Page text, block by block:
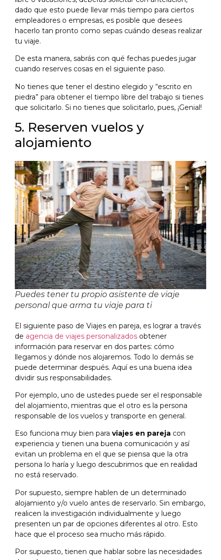
dado que esto puede llevar más tiempo para ciertos
empleadores o empresas, es posible que desees
hacerlo tan pronto como sepas cuándo deseas realizar
tu viaje.
De esta manera, sabrás con qué fechas puedes jugar
cuando reserves cosas en el siguiente paso.
No tienes que tener el destino elegido y “escrito en
piedra” para obtener el tiempo libre del trabajo si tienes
que solicitarlo. Si no tienes que solicitarlo, pues, ¡Genial!
5. Reserven vuelos y
alojamiento
Puedes tener tu propio asistente de viaje
personal que arma tu viaje para ti
El siguiente paso de Viajes en pareja, es lograr a través
de agencia de viajes personalizados obtener
información para reservar en dos partes: cómo
llegamos y dónde nos alojaremos. Todo lo demás se
puede determinar después. Aquí es una buena idea
dividir sus responsabilidades.
Por ejemplo, uno de ustedes puede ser el responsable
del alojamiento, mientras que el otro es la persona
responsable de los vuelos y transporte en general.
Eso funciona muy bien para viajes en pareja con
experiencia y tienen una buena comunicación y así
evitan un problema en el que se piensa que la otra
persona lo haría y luego descubrimos que en realidad
no está reservado.
Por supuesto, siempre hablen de un determinado
alojamiento y/o vuelo antes de reservarlo. Sin embargo,
realicen la investigación individualmente y luego
presenten un par de opciones diferentes al otro. Esto
hace que el proceso sea mucho más rápido.
Por supuesto, tienen que hablar sobre las necesidades